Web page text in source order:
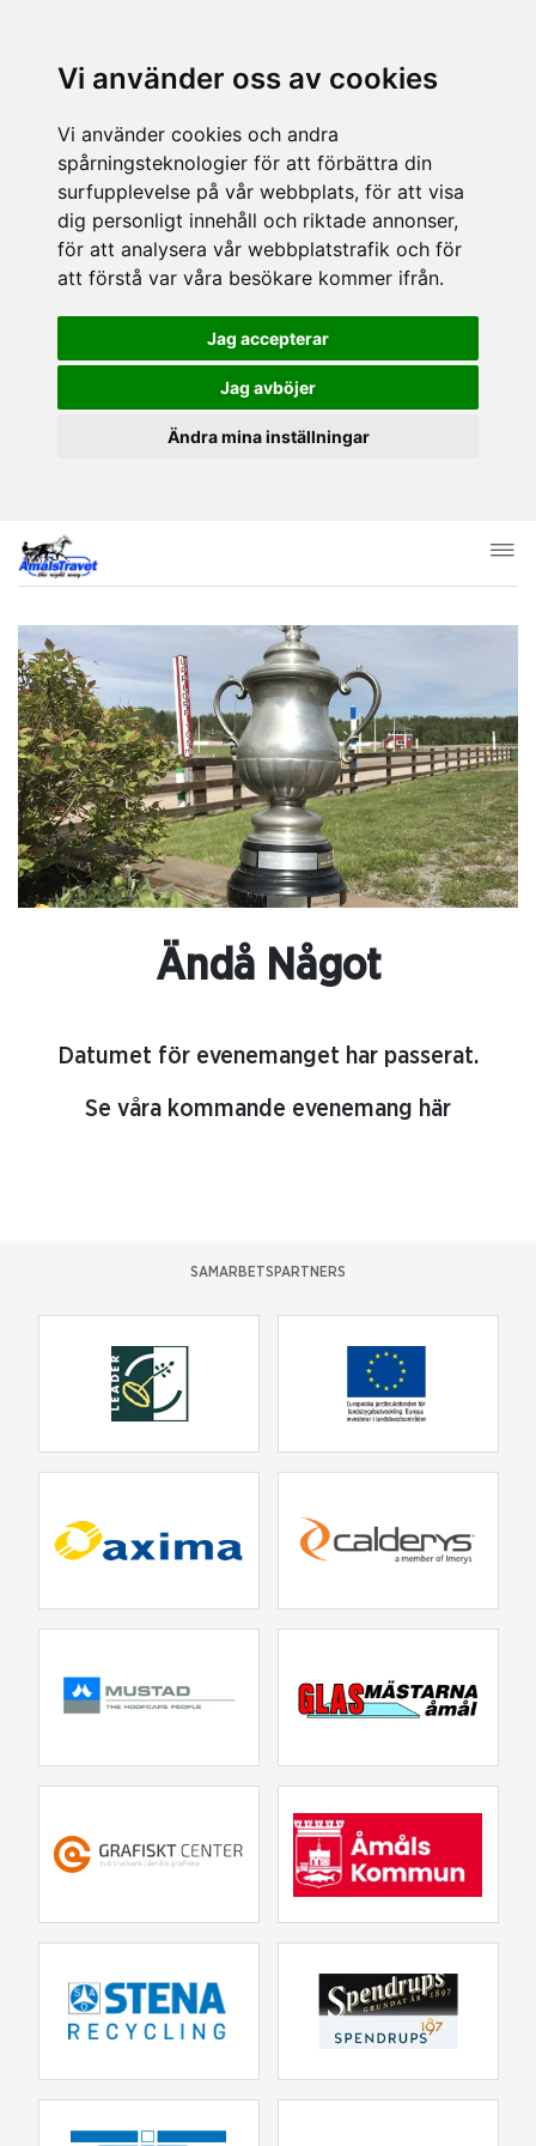
Vi använder oss av cookies
Vi använder cookies och andra
spårningsteknologier för att förbättra din
surfupplevelse på vår webbplats, för att visa
dig personligt innehåll och riktade annonser,
för att analysera vår webbplatstrafik och för
att förstå var våra besökare kommer ifrån.
Jag accepterar
Jag avböjer
Ändra mina inställningar
Ändå Något
Datumet för evenemanget har passerat.
Se våra kommande evenemang här
SAMARBETSPARTNERS